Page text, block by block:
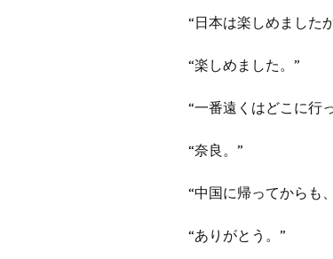
“日本は楽しめました
“楽しめました。”
“一番遠くはどこに行
“奈良。”
“中国に帰ってからも
“ありがとう。”